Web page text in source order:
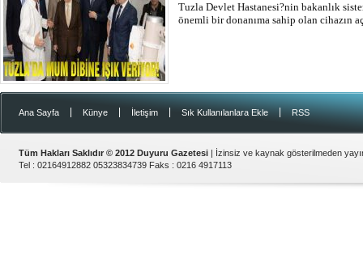
Tuzla Devlet Hastanesi?nin bakanlık
önemli bir donanıma sahip olan cihazın
Ana Sayfa Künye İletişim Sık Kullanılanlara Ekle | RSS
Tüm Hakları Saklıdır © 2012 Duyuru Gazetesi | İzinsiz ve kaynak gösterilmeden
Tel : 02164912882 05323834739 Faks : 0216 4917113